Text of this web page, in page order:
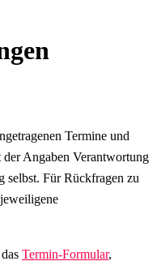
Termine und
Angaben Verantwortung
selbst. Für Rückfragen zu
Termin-Formular,